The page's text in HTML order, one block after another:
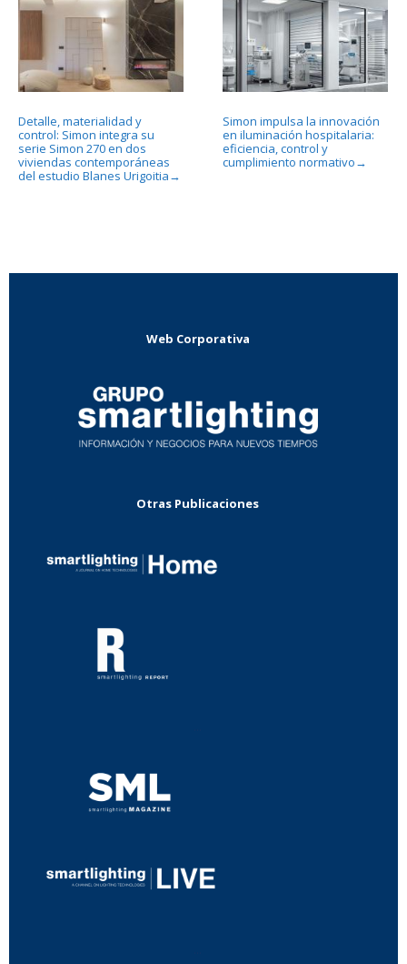
Detalle, materialidad y
control: Simon integra su
serie Simon 270 en dos
viviendas contemporáneas
del estudio Blanes Urigoitia →
Simon impulsa la innovación
en iluminación hospitalaria:
eficiencia, control y
cumplimiento normativo →
Web Corporativa
Otras Publicaciones